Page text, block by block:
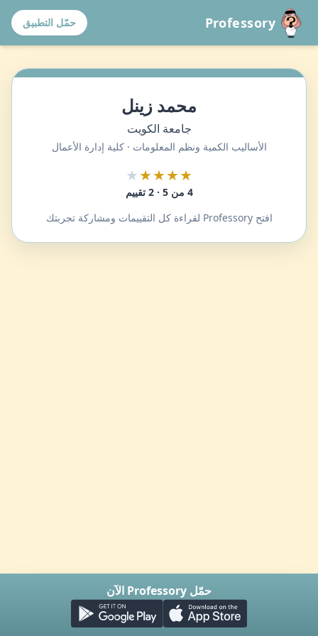
Professory حمّل التطبيق
محمد زينل
جامعة الكويت
الأساليب الكمية ونظم المعلومات · كلية إدارة الأعمال
★★★★
★
4 من 5 · 2 تقييم
افتح Professory لقراءة كل التقييمات ومشاركة تجربتك
حمّل Professory الآن